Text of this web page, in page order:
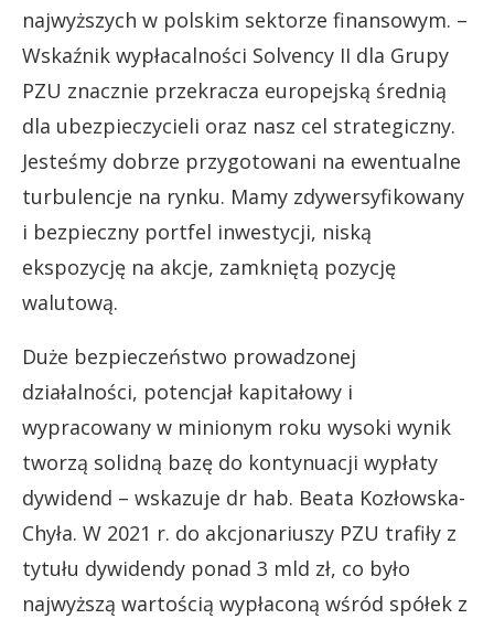
najwyższych w polskim sektorze finansowym. –
Wskaźnik wypłacalności Solvency II dla Grupy
PZU znacznie przekracza europejską średnią
dla ubezpieczycieli oraz nasz cel strategiczny.
Jesteśmy dobrze przygotowani na ewentualne
turbulencje na rynku. Mamy zdywersyfikowany
i bezpieczny portfel inwestycji, niską
ekspozycję na akcje, zamkniętą pozycję
walutową.
Duże bezpieczeństwo prowadzonej
działalności, potencjał kapitałowy i
wypracowany w minionym roku wysoki wynik
tworzą solidną bazę do kontynuacji wypłaty
dywidend – wskazuje dr hab. Beata Kozłowska-
Chyła. W 2021 r. do akcjonariuszy PZU trafiły z
tytułu dywidendy ponad 3 mld zł, co było
najwyższą wartością wypłaconą wśród spółek z